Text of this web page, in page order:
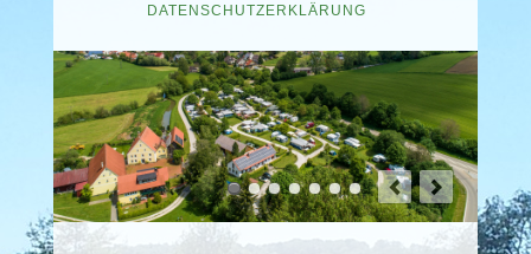
ÜBERSPRINGEN
DATENSCHUTZERKLÄRUNG